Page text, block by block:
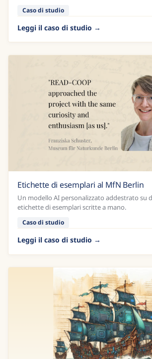
Caso di studio
Leggi il caso di studio
Etichette di esemplari al MfN Berlin
Un modello AI personalizzato addestrato su
etichette di esemplari scritte a mano.
Caso di studio
Leggi il caso di studio